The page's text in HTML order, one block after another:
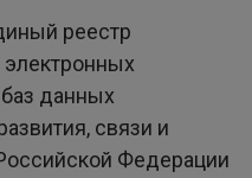
реестр
данных
связи и
Федерации